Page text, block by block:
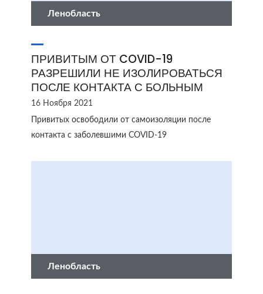
Ленобласть
ПРИВИТЫМ ОТ COVID-19
РАЗРЕШИЛИ НЕ ИЗОЛИРОВАТЬСЯ
ПОСЛЕ КОНТАКТА С БОЛЬНЫМ
16 Ноября 2021
Привитых освободили от самоизоляции после
контакта с заболевшими COVID-19
Ленобласть